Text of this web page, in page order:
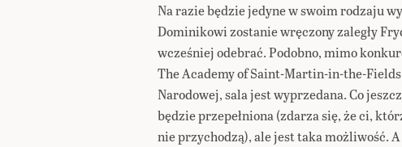
Na razie będzie jedyne w swoim rodzaju
Dominikowi zostanie wręczony zaległy
wcześniej odebrać. Podobno, mimo
The Academy of Saint-Martin-in-the-
Narodowej, sala jest wyprzedana. Co
będzie przepełniona (zdarza się, że ci,
nie przychodzą), ale jest taka możliwość.